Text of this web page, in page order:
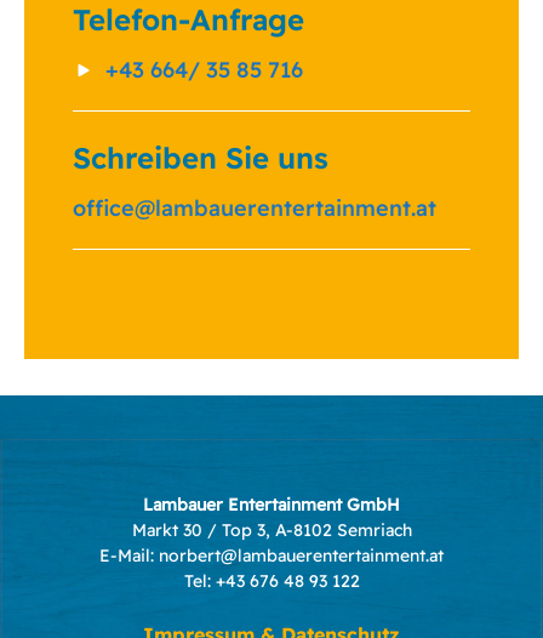
Telefon-Anfrage
+43 664/ 35 85 716
Schreiben Sie uns
office@lambauerentertainment.at
Lambauer Entertainment GmbH
Markt 30 / Top 3, A-8102 Semriach
E-Mail: norbert@lambauerentertainment.at
Tel: +43 676 48 93 122